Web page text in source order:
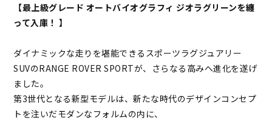
【最上級グレード オートバイオグラフィ ジオラグリーンを纏
って入庫！ 】
ダイナミックな走りを堪能できるスポーツラグジュアリー
SUVのRANGE ROVER SPORTが、さらなる高みへ進化を遂げ
ました。
第3世代となる新型モデルは、新たな時代のデザインコンセプ
トを注いだモダンなフォルムの内に、